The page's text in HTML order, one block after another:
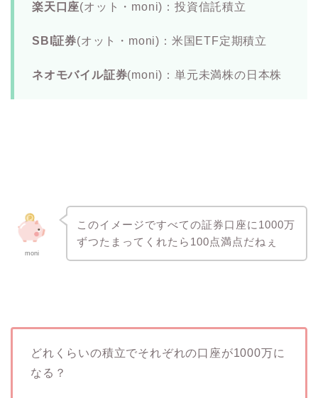
楽天口座(オット・moni)：投資信託積立
SBI証券(オット・moni)：米国ETF定期積立
ネオモバイル証券(moni)：単元未満株の日本株
moni
このイメージですべての証券口座に1000万
ずつたまってくれたら100点満点だねぇ
どれくらいの積立でそれぞれの口座が1000万に
なる？